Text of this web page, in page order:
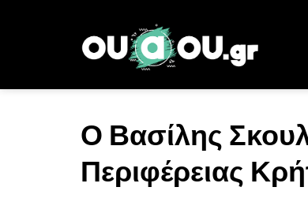
Ο Βασίλης
Περιφέρειας